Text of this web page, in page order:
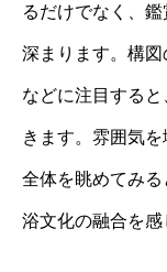
るだけでなく、
深まります。構
などに注目する
きます。雰囲気
全体を眺めてみ
浴文化の融合を感